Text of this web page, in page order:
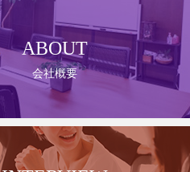
ABOUT
会社概要